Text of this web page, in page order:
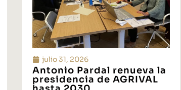
julio 31, 2026
Antonio Pardal renueva la
presidencia de AGRIVAL